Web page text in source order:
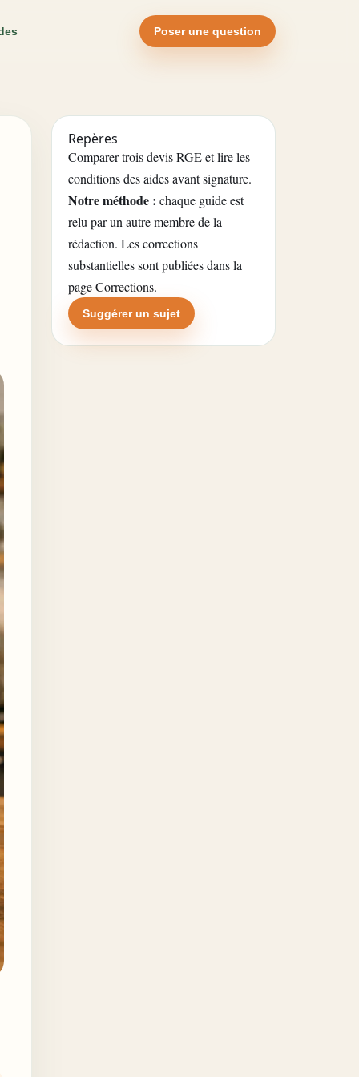
Poser une question
Repères
Comparer trois devis RGE et lire les
conditions des aides avant signature.
Notre méthode : chaque guide est
relu par un autre membre de la
rédaction. Les corrections
substantielles sont publiées dans la
page Corrections.
Suggérer un sujet